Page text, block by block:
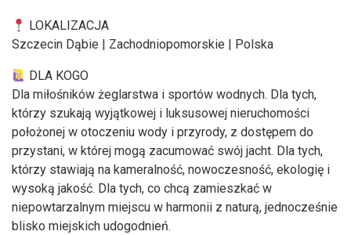
LOKALIZACJA
Szczecin Dąbie | Zachodniopomorskie | Polska
DLA KOGO
Dla miłośników żeglarstwa i sportów wodnych. Dla tych,
którzy szukają wyjątkowej i luksusowej nieruchomości
położonej w otoczeniu wody i przyrody, z dostępem do
przystani, w której mogą zacumować swój jacht. Dla tych,
którzy stawiają na kameralność, nowoczesność, ekologię i
wysoką jakość. Dla tych, co chcą zamieszkać w
niepowtarzalnym miejscu w harmonii z naturą, jednocześnie
blisko miejskich udogodnień.